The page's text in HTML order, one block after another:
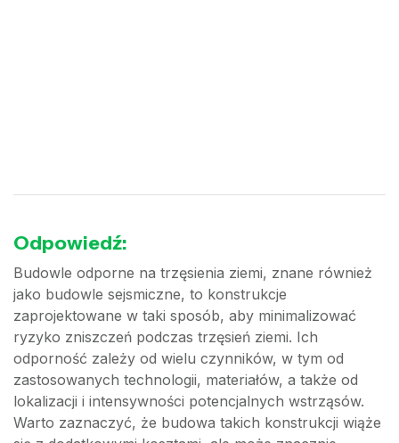
Odpowiedź:
Budowle odporne na trzęsienia ziemi, znane również
jako budowle sejsmiczne, to konstrukcje
zaprojektowane w taki sposób, aby minimalizować
ryzyko zniszczeń podczas trzęsień ziemi. Ich
odporność zależy od wielu czynników, w tym od
zastosowanych technologii, materiałów, a także od
lokalizacji i intensywności potencjalnych wstrząsów.
Warto zaznaczyć, że budowa takich konstrukcji wiąże